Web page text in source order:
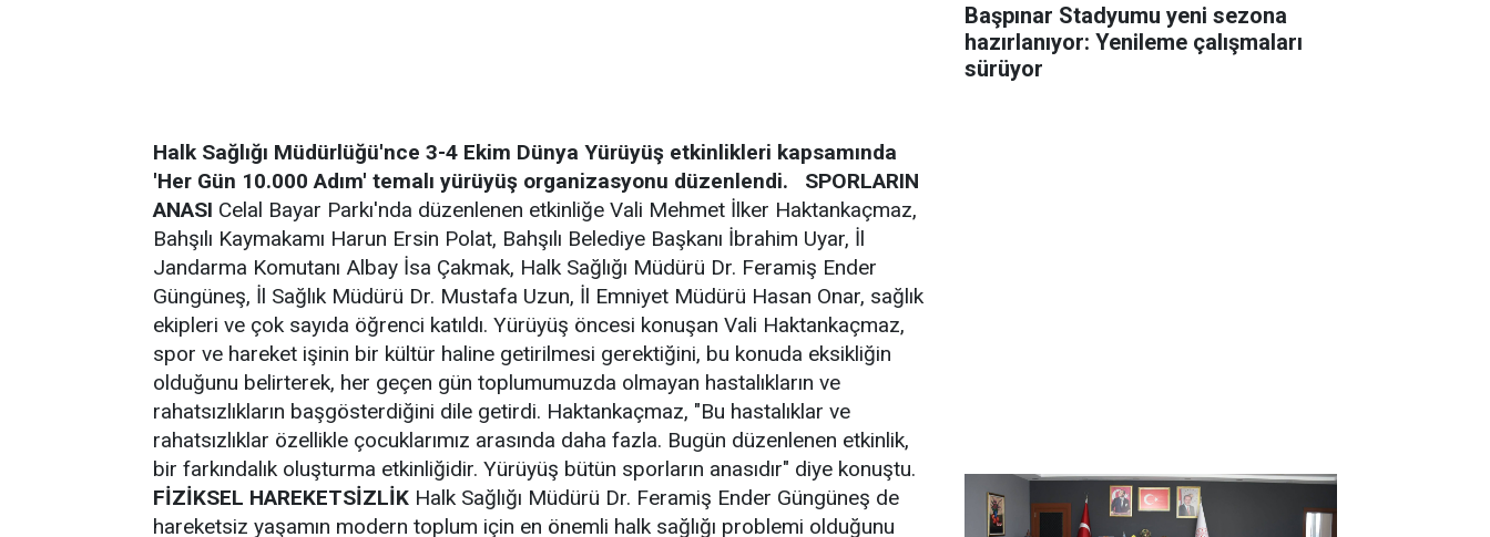
Halk Sağlığı Müdürlüğü'nce 3-4 Ekim Dünya Yürüyüş etkinlikleri kapsamında
'Her Gün 10.000 Adım' temalı yürüyüş organizasyonu düzenlendi.
SPORLARIN
ANASI Celal Bayar Parkı'nda düzenlenen etkinliğe Vali Mehmet İlker Haktankaçmaz,
Bahşılı Kaymakamı Harun Ersin Polat, Bahşılı Belediye Başkanı İbrahim Uyar, İl
Jandarma Komutanı Albay İsa Çakmak, Halk Sağlığı Müdürü Dr. Feramiş Ender
Güngüneş, İl Sağlık Müdürü Dr. Mustafa Uzun, İl Emniyet Müdürü Hasan Onar, sağlık
ekipleri ve çok sayıda öğrenci katıldı. Yürüyüş öncesi konuşan Vali Haktankaçmaz,
spor ve hareket işinin bir kültür haline getirilmesi gerektiğini, bu konuda eksikliğin
olduğunu belirterek, her geçen gün toplumumuzda olmayan hastalıkların ve
rahatsızlıkların başgösterdiğini dile getirdi. Haktankaçmaz, "Bu hastalıklar ve
rahatsızlıklar özellikle çocuklarımız arasında daha fazla. Bugün düzenlenen etkinlik,
bir farkındalık oluşturma etkinliğidir. Yürüyüş bütün sporların anasıdır" diye konuştu.
FİZİKSEL HAREKETSİZLİK Halk Sağlığı Müdürü Dr. Feramiş Ender Güngüneş de
hareketsiz yaşamın modern toplum için en önemli halk sağlığı problemi olduğunu
Başpınar Stadyumu yeni sezona
hazırlanıyor: Yenileme çalışmaları
sürüyor